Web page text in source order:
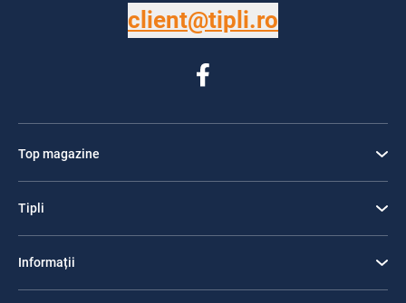
client@tipli.ro
Top magazine
Tipli
Informații